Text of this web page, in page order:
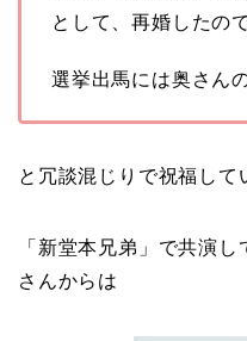
として、再婚したの
選挙出馬には奥さん
と冗談混じりで祝福して
「新堂本兄弟」で共演
さんからは